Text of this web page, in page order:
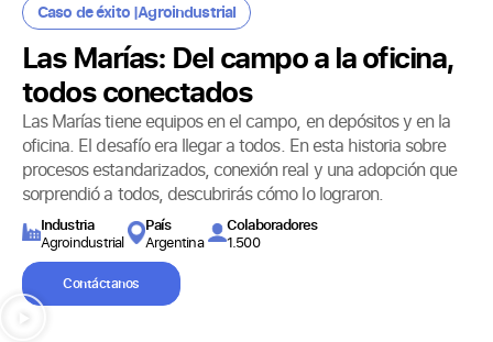
Caso de éxito |Agroindustrial
Las Marías: Del campo a la oficina,
todos conectados
Las Marías tiene equipos en el campo, en depósitos y en la
oficina. El desafío era llegar a todos. En esta historia sobre
procesos estandarizados, conexión real y una adopción que
sorprendió a todos, descubrirás cómo lo lograron.
Industria
Agroindustrial
País
Argentina
Colaboradores
1.500
Contáctanos